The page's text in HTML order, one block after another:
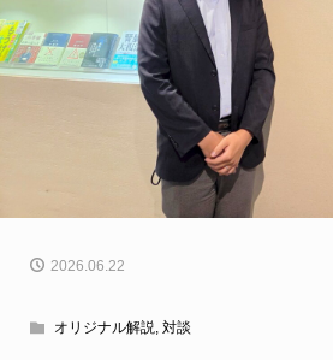
2026.06.22
オリジナル解説, 対談